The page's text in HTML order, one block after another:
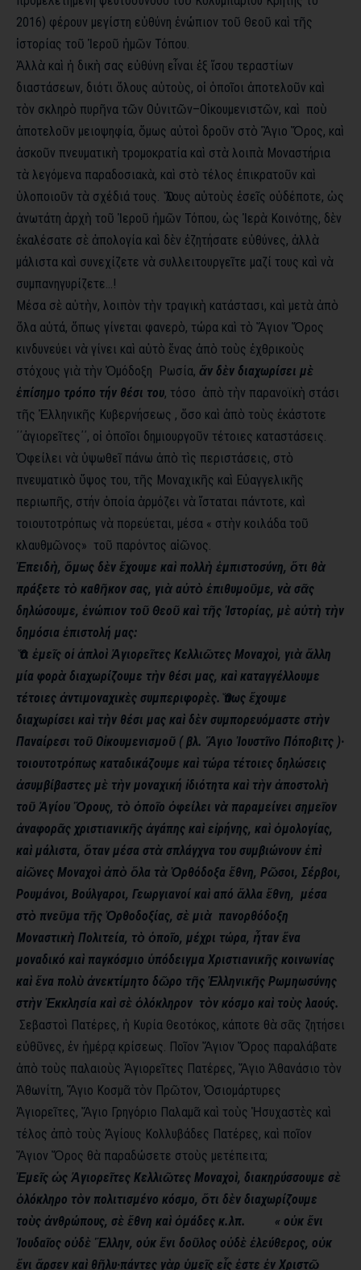
2016) φέρουν μεγίστη εὐθύνη ἐνώπιον τοῦ Θεοῦ καὶ τῆς
ἱστορίας τοῦ Ἱεροῦ ἡμῶν Τόπου.
Ἀλλὰ καὶ ἡ δικὴ σας εὐθύνη εἶναι ἐξ ἴσου τεραστίων
διαστάσεων, διότι ὅλους αὐτοὺς, οἱ ὁποῖοι ἀποτελοῦν καὶ
τὸν σκληρὸ πυρῆνα τῶν Οὐνιτῶν–Οἰκουμενιστῶν, καὶ ποὺ
ἀποτελοῦν μειοψηφία, ὅμως αὐτοὶ δροῦν στὸ Ἃγιο Ὄρος, καὶ
ἀσκοῦν πνευματικὴ τρομοκρατία καὶ στὰ λοιπὰ Μοναστήρια
τὰ λεγόμενα παραδοσιακὰ, καὶ στὸ τέλος ἐπικρατοῦν καὶ
ὑλοποιοῦν τὰ σχέδιά τους. Ὅλους αὐτοὺς ἐσεῖς οὐδέποτε, ὡς
ἀνωτάτη ἀρχὴ τοῦ Ἱεροῦ ἡμῶν Τόπου, ὡς Ἱερὰ Κοινότης, δὲν
ἐκαλέσατε σὲ ἀπολογία καὶ δὲν ἐζητήσατε εὐθύνες, ἀλλὰ
μάλιστα καὶ συνεχίζετε νὰ συλλειτουργεῖτε μαζί τους καὶ νὰ
συμπανηγυρίζετε…
!
Μέσα σὲ αὐτὴν, λοιπὸν τὴν τραγικὴ κατάστασι, καὶ μετὰ ἀπὸ
ὅλα αὐτά, ὅπως γίνεται φανερὸ, τώρα καὶ τὸ Ἅγιον Ὄρος
κινδυνεύει νὰ γίνει καὶ αὐτὸ ἕνας ἀπὸ τοὺς ἐχθρικοὺς
στόχους γιὰ τὴν Ὁμόδοξη Ρωσία, ἄν δὲν διαχωρίσει μὲ
ἐπίσημο τρόπο τήν θέσι του, τόσο ἀπὸ τὴν παρανοϊκὴ στάσι
τῆς Ἑλληνικῆς Κυβερνήσεως , ὅσο καὶ ἀπὸ τοὺς ἑκάστοτε
΄΄ἁγιορεῖτες΄΄, οἱ ὁποῖοι δημιουργοῦν τέτοιες καταστάσεις.
Ὀφείλει νὰ ὑψωθεῖ πάνω ἀπὸ τὶς περιστάσεις, στὸ
πνευματικὸ ὕψος του, τῆς Μοναχικῆς καὶ Εὐαγγελικῆς
περιωπῆς, στήν ὁποία ἁρμόζει νὰ ἵσταται πάντοτε, καὶ
τοιουτοτρόπως νὰ πορεύεται, μέσα « στὴν κοιλάδα τοῦ
κλαυθμῶνος» τοῦ παρόντος αἰῶνος
Ἐπειδὴ, ὅμως δὲν ἔχουμε καὶ πολλὴ ἐμπιστοσύνη, ὅτι θὰ
πράξετε τὸ καθῆκον σας, γιὰ αὐτὸ ἐπιθυμοῦμε, νὰ σᾶς
δηλώσουμε, ἐνώπιον τοῦ Θεοῦ καὶ τῆς Ἱστορίας, μὲ αὐτὴ τὴν
δημόσια ἐπιστολή μας:
Ὅτι ἐμεῖς οἱ ἁπλοὶ Ἁγιορεῖτες Κελλιῶτες Μοναχοὶ, γιὰ ἄλλη
μία φορὰ διαχωρίζουμε τὴν θέσι μας, καὶ καταγγέλλουμε
τέτοιες ἀντιμοναχικὲς συμπεριφορὲς.Ὅπως ἔχουμε
διαχωρίσει καὶ τὴν θέσι μας καὶ δὲν συμπορευόμαστε στὴν
Παναίρεσι τοῦ Οἰκουμενισμοῦ ( βλ. Ἅγιο Ἰουστῖνο Πόποβιτς )·
τοιουτοτρόπως καταδικάζουμε καὶ τώρα τέτοιες δηλώσεις
ἀσυμβίβαστες μὲ τὴν μοναχική ἰδιότητα καὶ τὴν ἀποστολὴ
τοῦ Ἁγίου Ὄρους, τὸ ὁποῖο ὀφείλει νὰ παραμείνει σημεῖον
ἀναφορᾶς χριστιανικῆς ἀγάπης καὶ εἰρήνης, καὶ ὁμολογίας,
καὶ μάλιστα, ὅταν μέσα στὰ σπλάγχνα του συμβιώνουν ἐπὶ
αἰῶνες Μοναχοὶ ἀπὸ ὅλα τὰ Ὀρθόδοξα ἔθνη, Ρῶσοι, Σέρβοι,
Ρουμάνοι, Βούλγαροι, Γεωργιανοί καὶ από ἄλλα ἔθνη, μέσα
στὸ πνεῦμα τῆς Ὀρθοδοξίας, σὲ μιὰ πανορθόδοξη
Μοναστικὴ Πολιτεία, τὸ ὁποῖο, μέχρι τώρα, ἦταν ἕνα
μοναδικό καὶ παγκόσμιο ὑπόδειγμα Χριστιανικῆς κοινωνίας
καὶ ἕνα πολὺ ἀνεκτίμητο δῶρο τῆς Ἑλληνικῆς Ρωμηωσύνης
στὴν Ἐκκλησία καὶ σὲ ὁλόκληρον τὸν κόσμο καὶ τοὺς λαούς.
Σεβαστοὶ Πατέρες, ἡ Κυρία Θεοτόκος, κάποτε θὰ σᾶς ζητήσει
εὐθῦνες, ἐν ἡμέρᾳ κρίσεως. Ποῖον Ἅγιον Ὄρος παραλάβατε
ἀπὸ τοὺς παλαιοὺς Ἁγιορεῖτες Πατέρες, Ἅγιο Ἀθανάσιο τὸν
Ἀθωνίτη, Ἅγιο Κοσμᾶ τὸν Πρῶτον, Ὁσιομάρτυρες
Ἁγιορεῖτες, Ἅγιο Γρηγόριο Παλαμᾶ καὶ τοὺς Ἡσυχαστὲς καὶ
τέλος ἀπὸ τοὺς Ἁγίους Κολλυβάδες Πατέρες, καὶ ποῖον
Ἅγιον Ὄρος θὰ παραδώσετε στοὺς μετέπειτα;
Ἐμεῖς ὡς Ἁγιορεῖτες Κελλιῶτες Μοναχοὶ, διακηρύσσουμε σὲ
ὁλόκληρο τὸν πολιτισμένο κόσμο, ὅτι δὲν διαχωρίζουμε
τοὺς ἀνθρώπους, σὲ ἔθνη καὶ ὁμάδες κ.λπ. « οὐκ ἔνι
Ἰουδαῖος οὐδὲ Ἕλλην, οὐκ ἔνι δοῦλος οὐδὲ ἐλεύθερος, οὐκ
ἔνι ἄρσεν καὶ θῆλυ·πάντες γὰρ ὑμεῖς εἷς ἐστε ἐν Χριστῷ